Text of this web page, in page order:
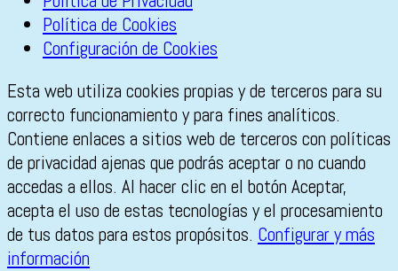
Política de Cookies
Configuración de Cookies
Esta web utiliza cookies propias y de terceros para su
correcto funcionamiento y para fines analíticos.
Contiene enlaces a sitios web de terceros con políticas
de privacidad ajenas que podrás aceptar o no cuando
accedas a ellos. Al hacer clic en el botón Aceptar,
acepta el uso de estas tecnologías y el procesamiento
de tus datos para estos propósitos. Configurar y más
información